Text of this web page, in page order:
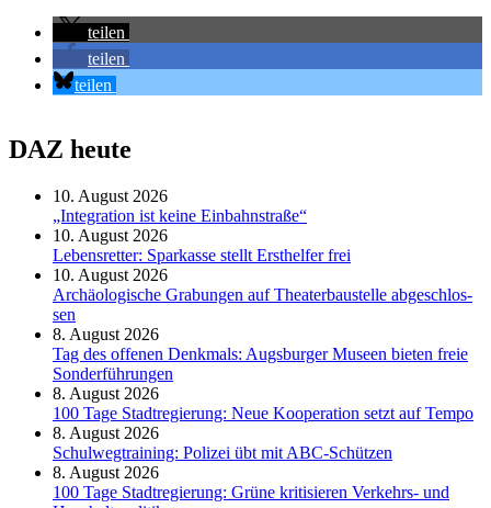
teilen
teilen
teilen
DAZ heute
10. August 2026
„Integration ist keine Einbahnstraße“
10. August 2026
Le­bens­ret­ter: Spar­kas­se stellt Erst­hel­fer frei
10. August 2026
Ar­chäo­lo­gi­sche Gra­bun­gen auf Thea­ter­bau­stel­le ab­ge­schlos­
sen
8. August 2026
Tag des offenen Denkmals: Augsburger Museen bieten freie
Sonderführungen
8. August 2026
100 Tage Stadtregierung: Neue Kooperation setzt auf Tempo
8. August 2026
Schul­weg­trai­ning: Poli­zei übt mit ABC-Schüt­zen
8. August 2026
100 Tage Stadtregierung: Grüne kritisieren Verkehrs- und